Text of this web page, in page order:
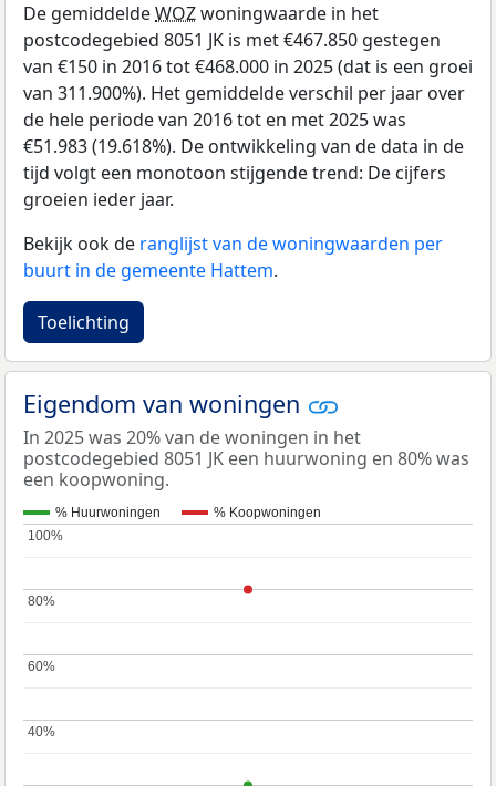
De gemiddeldeWOZwoningwaarde in het
postcodegebied 8051 JK is met €467.850 gestegen
van €150 in 2016 tot €468.000 in 2025 (dat is een groei
van 311.900%). Het gemiddelde verschil per jaar over
de hele periode van 2016 tot en met 2025 was
€51.983 (19.618%). De ontwikkeling van de data in de
tijd volgt een monotoon stijgende trend: De cijfers
groeien ieder jaar.
Bekijk ook de ranglijst van de woningwaarden per
buurt in de gemeente Hattem.
Toelichting
Eigendom van woningen
In 2025 was 20% van de woningen in het
postcodegebied 8051 JK een huurwoning en 80% was
een koopwoning.
% Huurwoningen % Koopwoningen
40%
40%
60%
60%
80%
80%
100%
100%